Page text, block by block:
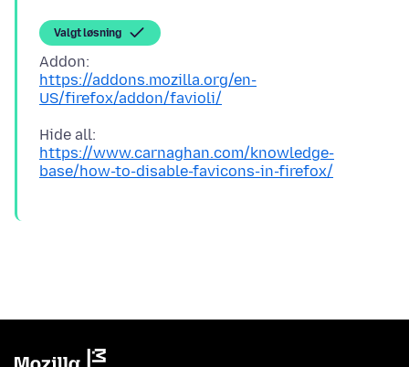
Valgt løsning
https://addons.mozilla.org/en-
US/firefox/addon/favioli/
https://www.carnaghan.com/knowledge-
base/how-to-disable-favicons-in-firefox/